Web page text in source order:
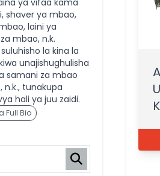
ya vifaa kama
shaver ya mbao,
laini ya
mbao, n.k.
la kina la
unajishughulisha
samani za mbao
n.k., tunakupa
hali ya juu zaidi.
Full Bio